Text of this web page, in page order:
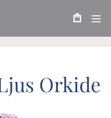
Orkide